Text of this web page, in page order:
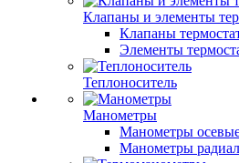
Клапаны и элементы
Клапаны
Элементы
Теплоноситель
Манометры
Манометры
Манометры